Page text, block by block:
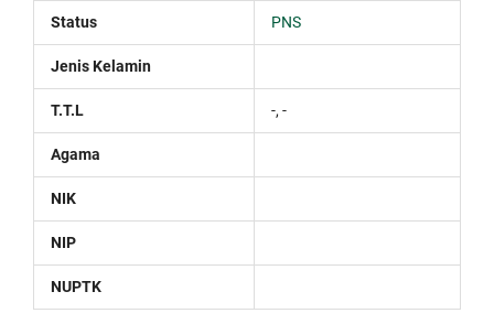
Status PNS
Jenis Kelamin
T.T.L -, -
Agama
NIK
NIP
NUPTK